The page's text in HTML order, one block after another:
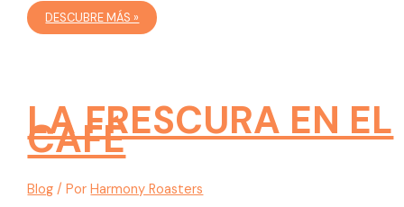
CÓMO
ELEGIR
UN
HARMONY,
CLARA
Y
SIN
COMPLICACIONES)
DESCUBRE MÁS »
LA FRESCURA EN EL
CAFÉ
Blog / PorHarmony Roasters